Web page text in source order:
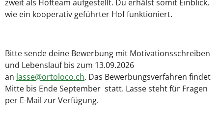
zweit als Hofteam aufgestellt. Du erhälst somit Einblick,
wie ein kooperativ geführter Hof funktioniert.
Bitte sende deine Bewerbung mit Motivationsschreiben
und Lebenslauf bis zum 13.09.2026
an lasse@ortoloco.ch. Das Bewerbungsverfahren findet
Mitte bis Ende September statt. Lasse steht für Fragen
per E-Mail zur Verfügung.